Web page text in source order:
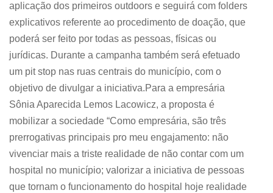
aplicação dos primeiros outdoors e seguirá com folders
explicativos referente ao procedimento de doação, que
poderá ser feito por todas as pessoas, físicas ou
jurídicas. Durante a campanha também será efetuado
um pit stop nas ruas centrais do município, com o
objetivo de divulgar a iniciativa.Para a empresária
Sônia Aparecida Lemos Lacowicz, a proposta é
mobilizar a sociedade “Como empresária, são três
prerrogativas principais pro meu engajamento: não
vivenciar mais a triste realidade de não contar com um
hospital no município; valorizar a iniciativa de pessoas
que tornam o funcionamento do hospital hoje realidade